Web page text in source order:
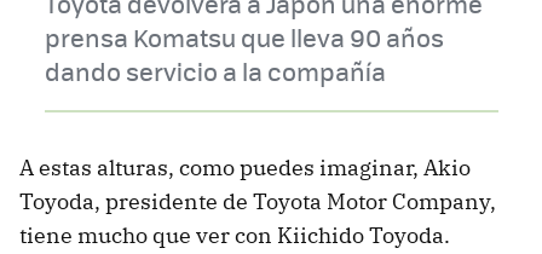
prensa Komatsu que lleva 90 años
dando servicio a la compañía
A estas alturas, como puedes imaginar, Akio
Toyoda, presidente de Toyota Motor Company,
tiene mucho que ver con Kiichido Toyoda.